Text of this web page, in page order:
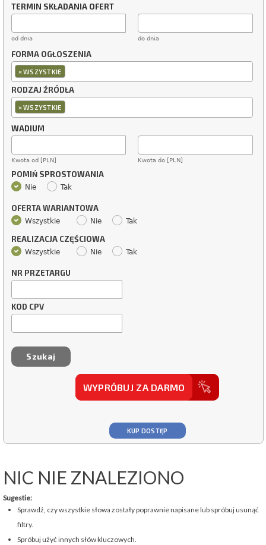
TERMIN SKŁADANIA OFERT
od dnia do dnia
FORMA OGŁOSZENIA
×WSZYSTKIE
RODZAJ ŹRÓDŁA
×WSZYSTKIE
WADIUM
Kwota od [PLN] Kwota do [PLN]
POMIŃ SPROSTOWANIA
Nie Tak
OFERTA WARIANTOWA
Wszystkie Nie Tak
REALIZACJA CZĘŚCIOWA
Wszystkie Nie Tak
NR PRZETARGU
KOD CPV
WYPRÓBUJ ZA DARMO
KUP DOSTĘP
NIC NIE ZNALEZIONO
Sugestie:
Sprawdź, czy wszystkie słowa zostały poprawnie napisane lub spróbuj usunąć
filtry.
Spróbuj użyć innych słów kluczowych.